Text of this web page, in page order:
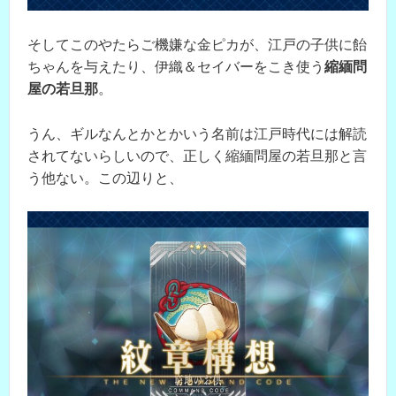
そしてこのやたらご機嫌な金ピカが、江戸の子供に飴
ちゃんを与えたり、伊織＆セイバーをこき使う 縮緬問
屋の若旦那。
うん、ギルなんとかとかいう名前は江戸時代には解読
されてないらしいので、正しく縮緬問屋の若旦那と言
う他ない。この辺りと、